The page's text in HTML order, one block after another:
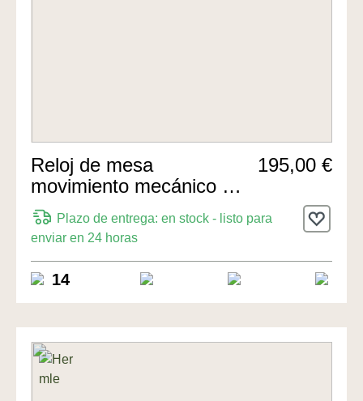
Reloj de mesa
movimiento mecánico de
14 días 24cm de Hermle
Uhren
195,00 €
Plazo de entrega: en stock - listo para
enviar en 24 horas
14